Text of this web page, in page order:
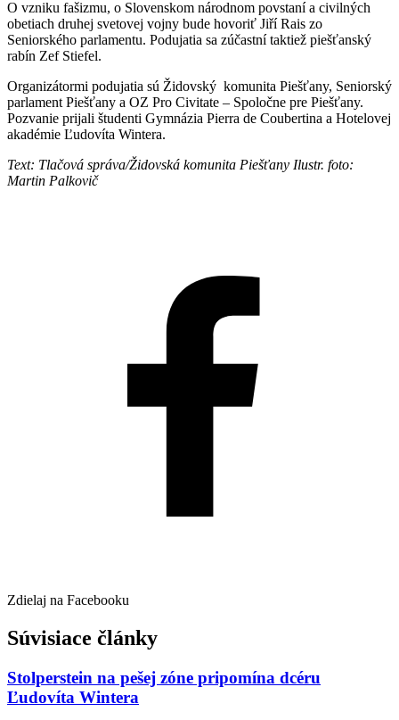
O vzniku fašizmu, o Slovenskom národnom povstaní a civilných
obetiach druhej svetovej vojny bude hovoriť Jiří Rais zo
Seniorského parlamentu. Podujatia sa zúčastní taktiež piešťanský
rabín Zef Stiefel.
Organizátormi podujatia sú Židovský komunita Piešťany, Seniorský
parlament Piešťany a OZ Pro Civitate – Spoločne pre Piešťany.
Pozvanie prijali študenti Gymnázia Pierra de Coubertina a Hotelovej
akadémie Ľudovíta Wintera.
Text: Tlačová správa/Židovská komunita Piešťany Ilustr. foto:
Martin Palkovič
Zdielaj na Facebooku
Súvisiace články
Stolperstein na pešej zóne pripomína dcéru
Ľudovíta Wintera